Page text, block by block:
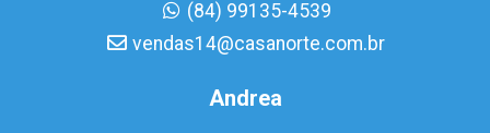
(84) 99135-4539
vendas14@casanorte.com.br
Andrea